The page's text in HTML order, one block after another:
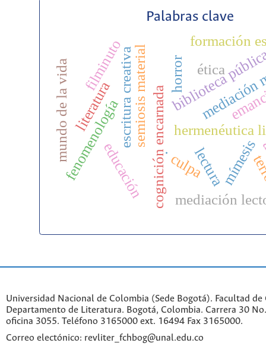
Palabras clave
cognición encarnada hermenéutica
mímesis
semiosis material
.
biblioteca
escritura creativa
formación
mediación
fenomenología
mundo de la vida
educación
literatura
ética
lectura
filminuto
culpa
horror
Universidad Nacional de Colombia (Sede Bogotá). Facultad de
Departamento de Literatura. Bogotá, Colombia. Carrera 30
oficina 3055. Teléfono 3165000 ext. 16494 Fax 3165000.
Correo electónico: revliter_fchbog@unal.edu.co